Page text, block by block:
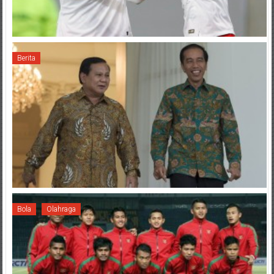
Berita
Bola Olahraga